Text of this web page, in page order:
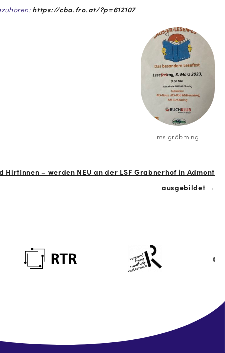
https://cba.fro.at/?p=612107
ms gröbming
HirtInnen – werden NEU an der LSF Grabnerhof in Admont
ausgebildet →